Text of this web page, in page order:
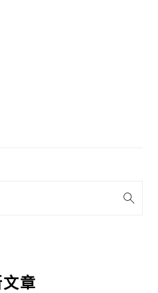
章